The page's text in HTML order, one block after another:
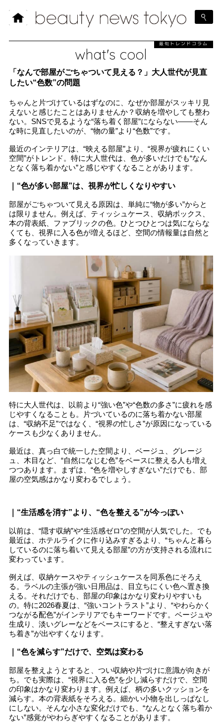
what's cool
最旬トレンドコラム
「なんで部屋がごちゃついて見える？」大人世代が見直
したい“色数”の問題
ちゃんと片づけているはずなのに、なぜか部屋がスッキリ見
えないと感じたことはありませんか？収納を増やしても整わ
ない。SNSで見るような“落ち着く部屋”にならない――そん
な時に見直したいのが、“物の量”より“色数”です。
最近のインテリアは、“映える部屋”より、“視界が疲れにくい
空間”がトレンド。特に大人世代は、色が多いだけでも“なん
となく落ち着かない”と感じやすくなることがあります。
｜“色が多い部屋”は、視界が忙しくなりやすい
部屋がごちゃついて見える原因は、単純に“物が多い”からと
は限りません。例えば、ティッシュケース、収納ボックス、
本の背表紙、ファブリックの色。ひとつひとつは気にならな
くても、視界に入る色が増えるほど、空間の情報量は自然と
多くなっていきます。
特に大人世代は、以前より“強い色”や“色数の多さ”に疲れを感
じやすくなることも。片づいているのに落ち着かない部屋
は、“収納不足”ではなく、“視界の忙しさ”が原因になっている
ケースも少なくありません。
最近は、真っ白で統一した空間より、ベージュ、グレージ
ュ、木目など、“自然になじむ色”をベースに整える人も増え
つつあります。まずは、“色を増やしすぎない”だけでも、部
屋の空気感はかなり変わるでしょう。
｜“生活感を消す”より、“色を整える”が今っぽい
以前は、“隠す収納”や“生活感ゼロ”の空間が人気でした。でも
最近は、ホテルライクに作り込みすぎるより、“ちゃんと暮ら
しているのに落ち着いて見える部屋”の方が支持される流れに
変わっています。
例えば、収納ケースやティッシュケースを同系色にそろえ
る。ラベルの主張が強い日用品は、目立ちにくい色へ置き換
える。それだけでも、部屋の印象はかなり変わりやすいも
の。特に2026春夏は、“強いコントラスト”より、“やわらかく
つながる配色”がインテリアでもキーワードです。ベージュや
生成り、淡いグレーなどをベースにすると、“整えすぎない落
ち着き”が出やすくなります。
｜“色を減らす”だけで、空気は変わる
部屋を整えようとすると、つい収納や片づけに意識が向きが
ち。でも実際は、“視界に入る色”を少し減らすだけで、空間
の印象はかなり変わります。例えば、柄の多いクッションを
減らす。本の背表紙をそろえる。細かい小物を出しっぱなし
にしない。そんな小さな変化だけでも、“なんとなく落ち着か
ない”感覚がやわらぎやすくなることがあります。